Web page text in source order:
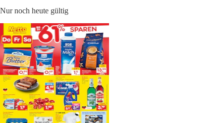
Nur noch heute gültig